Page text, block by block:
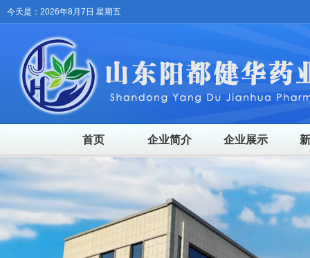
今天是：2026年8月7日 星期五
首页 企业简介 企业展示